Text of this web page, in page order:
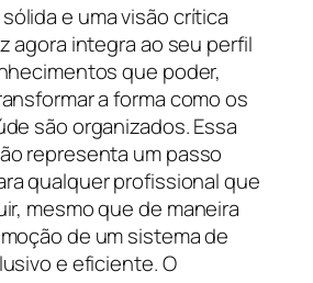
e uma visão crítica
agora integra ao seu perfil
que poder,
a forma como os
são organizados. Essa
representa um passo
qualquer profissional que
mesmo que de maneira
de um sistema de
e eficiente. O